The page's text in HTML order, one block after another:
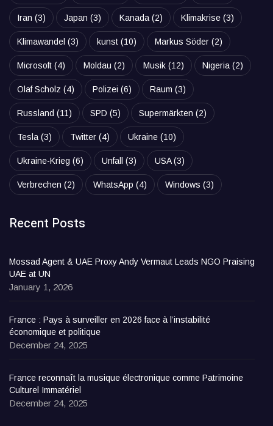
Iran (3) Japan (3) Kanada(2) Klimakrise (3)
Klimawandel (3) kunst (10) Markus Söder (2)
Microsoft (4) Moldau (2) Musik (12) Nigeria(2)
Olaf Scholz (4) Polizei (6) Raum (3)
Russland (11) SPD (5) Supermärkten (2)
Tesla(3) Twitter (4) Ukraine (10)
Ukraine-Krieg (6) Unfall (3) USA(3)
Verbrechen (2) WhatsApp (4) Windows (3)
Recent Posts
Mossad Agent & UAE Proxy Andy Vermaut Leads NGO Praising
UAE at UN
January 1, 2026
France : Pays à surveiller en 2026 face à l’instabilité
économique et politique
December 24, 2025
France reconnaît la musique électronique comme Patrimoine
Culturel Immatériel
December 24, 2025